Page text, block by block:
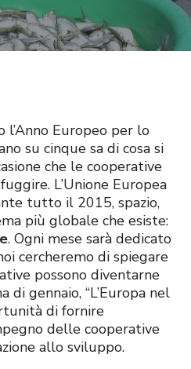
l’Anno Europeo per lo
su cinque sa di cosa si
che le cooperative
L’Unione Europea
tutto il 2015, spazio,
più globale che esiste:
. Ogni mese sarà dedicato
cercheremo di spiegare
possono diventarne
gennaio, “L’Europa nel
di fornire
delle cooperative
allo sviluppo.